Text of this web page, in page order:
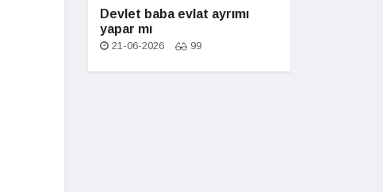
Devlet baba evlat ayrımı
yapar mı
21-06-2026 99